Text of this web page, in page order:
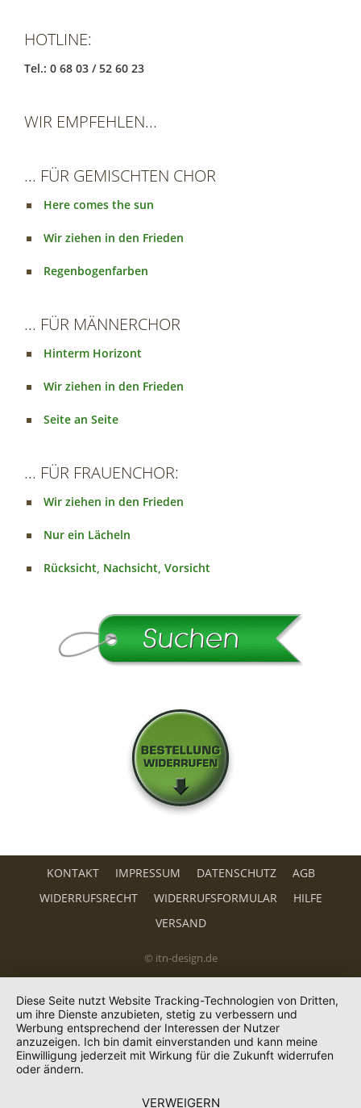
HOTLINE:
Tel.: 0 68 03 / 52 60 23
WIR EMPFEHLEN...
... FÜR GEMISCHTEN CHOR
Here comes the sun
Wir ziehen in den Frieden
Regenbogenfarben
... FÜR MÄNNERCHOR
Hinterm Horizont
Wir ziehen in den Frieden
Seite an Seite
... FÜR FRAUENCHOR:
Wir ziehen in den Frieden
Nur ein Lächeln
Rücksicht, Nachsicht, Vorsicht
KONTAKT IMPRESSUM DATENSCHUTZ
AGB
WIDERRUFSRECHT
WIDERRUFSFORMULAR
HILFE
VERSAND
© itn-design.de
Diese Seite nutzt Website Tracking-Technologien von Dritten,
um ihre Dienste anzubieten, stetig zu verbessern und
Werbung entsprechend der Interessen der Nutzer
anzuzeigen. Ich bin damit einverstanden und kann meine
Einwilligung jederzeit mit Wirkung für die Zukunft widerrufen
oder ändern.
VERWEIGERN